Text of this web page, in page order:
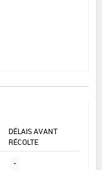
DÉLAIS AVANT
RÉCOLTE
-